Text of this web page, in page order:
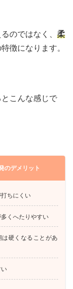
のではなく、 柔
徴になります。
こんな感じで
のデメリット
ちにくい
くへたりやすい
は硬くなることがあ